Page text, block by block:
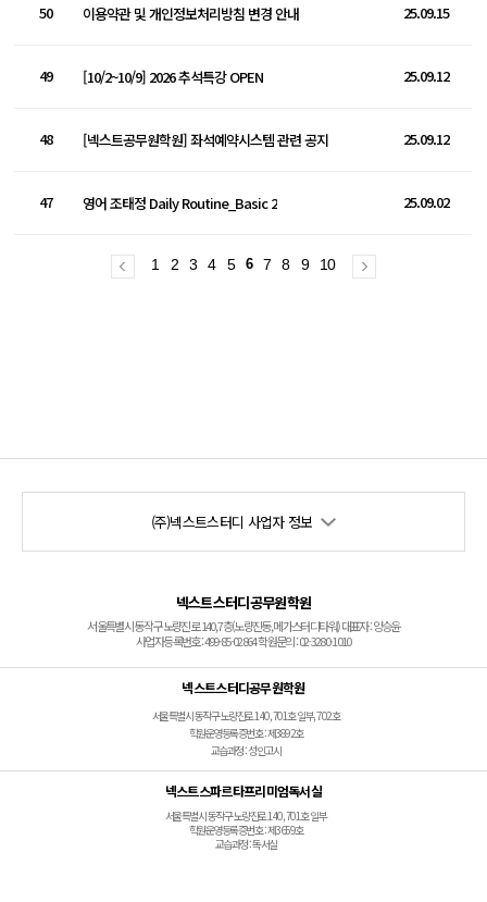
50 이용약관 및 개인정보처리방침 변경 안내 25.09.15
49 [10/2~10/9] 2026 추석특강 OPEN 25.09.12
48 [넥스트공무원학원] 좌석예약시스템 관련 공지 25.09.12
47 영어 조태정 Daily Routine_Basic 2 25.09.02
1 2 3 4 5 6 7 8 9 10
(주)넥스트스터디 사업자 정보
넥스트스터디공무원학원
서울특별시 동작구 노량진로 140, 7층(노량진동, 메가스터디타워) 대표자 : 양승윤
사업자등록번호 : 499-85-02864 학원문의 : 02-3280-1010
넥스트스터디공무원학원
서울특별시 동작구 노량진로 140, 701호 일부, 702호
학원운영등록증번호 : 제3892호
교습과정 : 성인고시
넥스트스파르타프리미엄독서실
서울특별시 동작구 노량진로 140, 701호 일부
학원운영등록증번호 : 제3659호
교습과정 : 독서실